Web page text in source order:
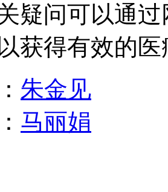
疑问可以通
获得有效的
朱金见
马丽娟